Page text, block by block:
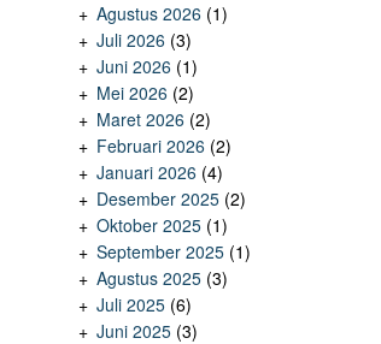
Agustus 2026 (1)
Juli 2026 (3)
Juni 2026 (1)
Mei 2026 (2)
Maret 2026 (2)
Februari 2026 (2)
Januari 2026 (4)
Desember 2025 (2)
Oktober 2025 (1)
September 2025 (1)
Agustus 2025 (3)
Juli 2025 (6)
Juni 2025 (3)